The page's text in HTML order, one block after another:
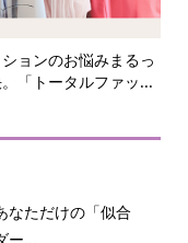
ョンのお悩みまるっ
「トータルファッ...
なただけの「似合